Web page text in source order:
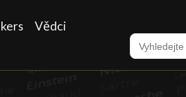
Vědci